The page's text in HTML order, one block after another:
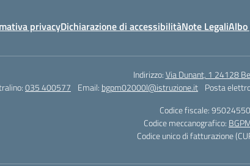
privacyDichiarazione di accessibilitàNote Legali
Indirizzo:Via Dunant, 1 24128
035 400577 Email: bgpm02000l@istruzione.it Posta
Codice fiscale:
Codice meccanografico:
Codice unico di fatturazione